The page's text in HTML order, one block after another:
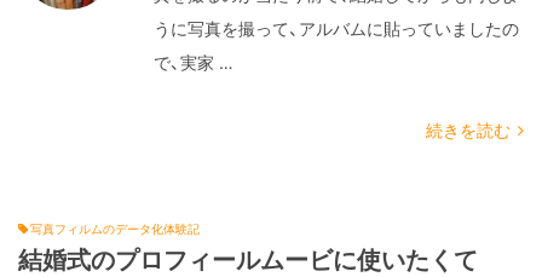
うに写真を撮って、アルバムに貼っていましたの
で、実家 …
続きを読む
写真フィルムのデータ化体験記
結婚式のプロフィールムービに使いたくて